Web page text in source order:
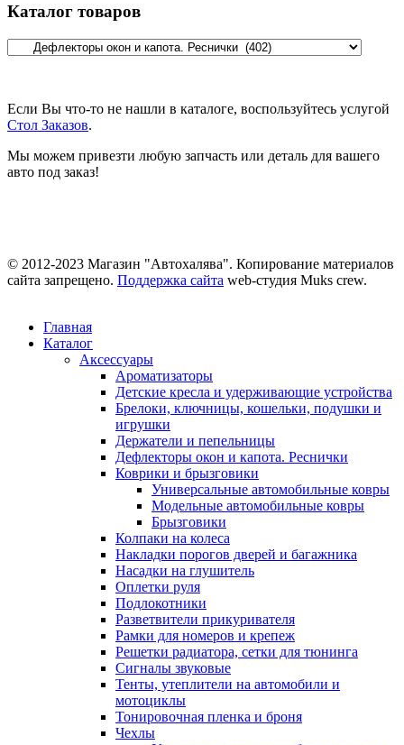
Каталог товаров
Если Вы что-то не нашли в каталоге, воспользуйтесь услугой
Стол Заказов.
Мы можем привезти любую запчасть или деталь для вашего
авто под заказ!
© 2012-2023 Магазин "Автохалява". Копирование материалов
сайта запрещено. Поддержка сайта web-студия Muks crew.
Главная
Каталог
Аксессуары
Ароматизаторы
Детские кресла и удерживающие устройства
Брелоки, ключницы, кошельки, подушки и
игрушки
Держатели и пепельницы
Дефлекторы окон и капота. Реснички
Коврики и брызговики
Универсальные автомобильные ковры
Модельные автомобильные ковры
Брызговики
Колпаки на колеса
Накладки порогов дверей и багажника
Насадки на глушитель
Оплетки руля
Подлокотники
Разветвители прикуривателя
Рамки для номеров и крепеж
Решетки радиатора, сетки для тюнинга
Сигналы звуковые
Тенты, утеплители на автомобили и
мотоциклы
Тонировочная пленка и броня
Чехлы